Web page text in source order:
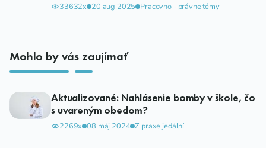
33632x 20 aug 2025 Pracovno - právne témy
Mohlo by vás zaujímať
Aktualizované: Nahlásenie bomby v škole, čo
s uvareným obedom?
2269x 08 máj 2024 Z praxe jedální